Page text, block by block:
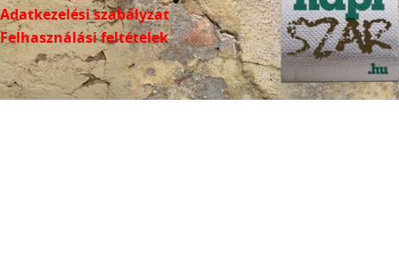
Adatkezelési szabályzat
Felhasználási feltételek